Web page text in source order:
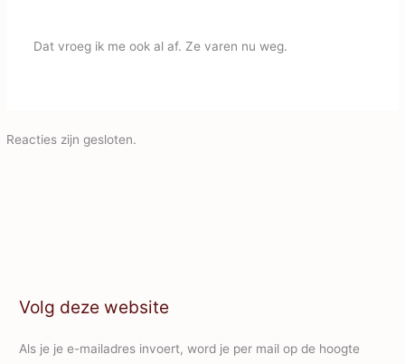
Dat vroeg ik me ook al af. Ze varen nu weg.
Reacties zijn gesloten.
Volg deze website
Als je je e-mailadres invoert, word je per mail op de hoogte